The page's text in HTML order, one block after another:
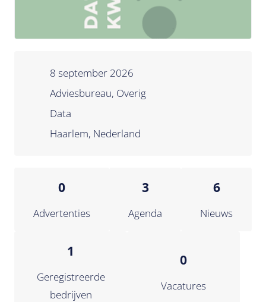
8 september 2026
Adviesbureau, Overig
Data
Haarlem, Nederland
0
Advertenties
3
Agenda
6
Nieuws
1
Geregistreerde
bedrijven
0
Vacatures